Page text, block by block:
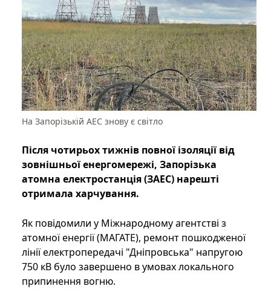
На Запорізькій АЕС знову є світло
Після чотирьох тижнів повної ізоляції від
зовнішньої енергомережі, Запорізька
атомна електростанція (ЗАЕС) нарешті
отримала харчування.
Як повідомили у Міжнародному агентстві з
атомної енергії (МАГАТЕ), ремонт пошкодженої
лінії електропередачі "Дніпровська" напругою
750 кВ було завершено в умовах локального
припинення вогню.